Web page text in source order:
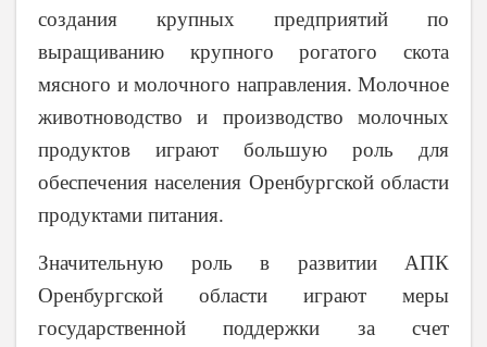
создания крупных предприятий по
выращиванию крупного рогатого скота
мясного и молочного направления. Молочное
животноводство и производство молочных
продуктов играют большую роль для
обеспечения населения Оренбургской области
продуктами питания.
Значительную роль в развитии АПК
Оренбургской области играют меры
государственной поддержки за счет